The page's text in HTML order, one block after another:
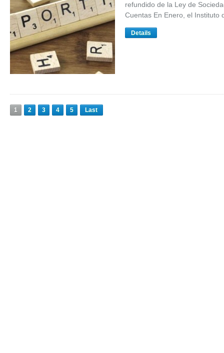
refundido de la Ley de
Cuentas En Enero, el
Details
1 2 3 4 5 Last